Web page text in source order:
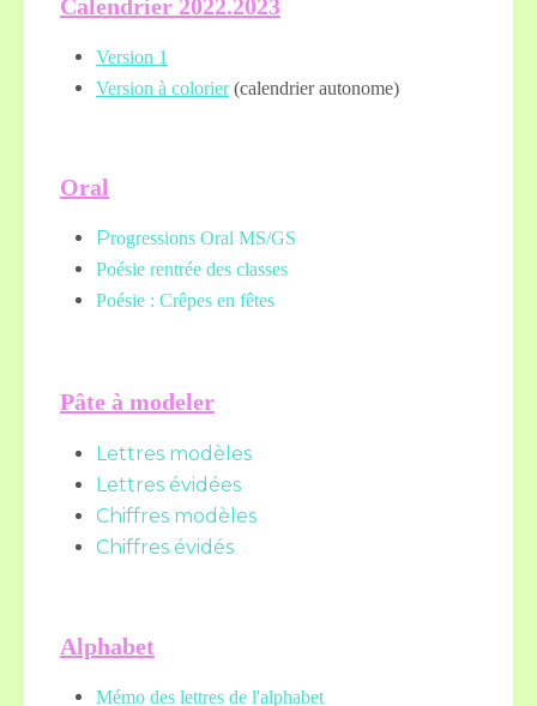
Calendrier 2022.2023
Version 1
Version à colorier(calendrier autonome)
Oral
Progressions Oral MS/GS
Poésie rentrée des classes
Poésie : Crêpes en fêtes
Pâte à modeler
Lettres modèles
Lettres évidées
Chiffres modèles
Chiffres évidés
Alphabet
Mémo des lettres de l'alphabet